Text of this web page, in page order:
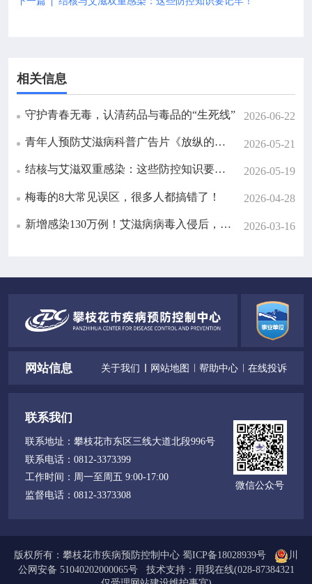
相关信息
守护青春无毒，认清药品与毒品的“生死线” 2026-06-22
青年人预防艾滋病科普广告片《放纵的代价》 2026-05-21
结核与艾滋双重感染：这些防控知识要记牢！ 2026-05-19
梅毒的8大常见误区，很多人都搞错了！ 2026-04-28
新增感染130万例！艾滋病病毒入侵后，还有72小时“自救” 2026-03-16
网站信息 关于我们 网站地图 帮助中心 在线投诉
联系我们
联系地址： 攀枝花市东区三线大道北段996号
联系电话： 0812-3373399
工作时间： 周一至周五 9:00-17:00
监督电话： 0812-3373308
微信公众号
版权所有：攀枝花市疾病预防控制中心 蜀ICP备18028939号
川
公网安备 51040202000065号技术支持： 用我在线(028-87384321